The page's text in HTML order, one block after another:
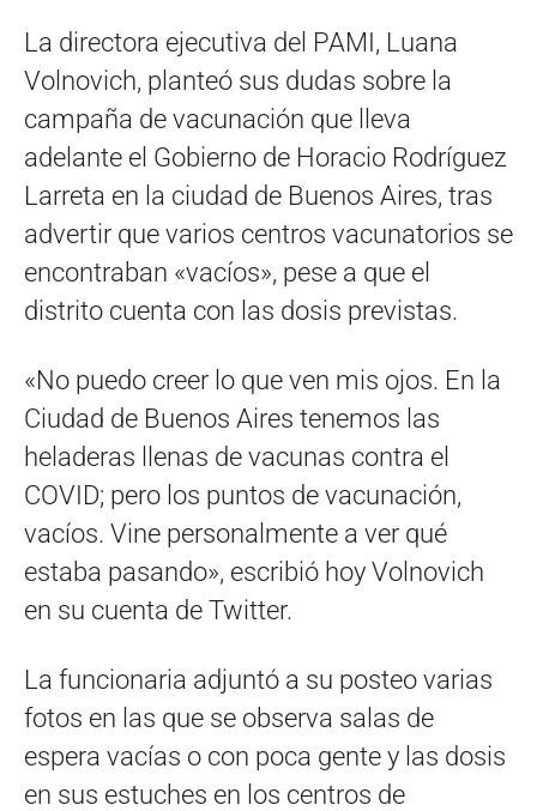
La directora ejecutiva del PAMI, Luana
Volnovich, planteó sus dudas sobre la
campaña de vacunación que lleva
adelante el Gobierno de Horacio Rodríguez
Larreta en la ciudad de Buenos Aires, tras
advertir que varios centros vacunatorios se
encontraban «vacíos», pese a que el
distrito cuenta con las dosis previstas.
«No puedo creer lo que ven mis ojos. En la
Ciudad de Buenos Aires tenemos las
heladeras llenas de vacunas contra el
COVID; pero los puntos de vacunación,
vacíos. Vine personalmente a ver qué
estaba pasando», escribió hoy Volnovich
en su cuenta de Twitter.
La funcionaria adjuntó a su posteo varias
fotos en las que se observa salas de
espera vacías o con poca gente y las dosis
en sus estuches en los centros de